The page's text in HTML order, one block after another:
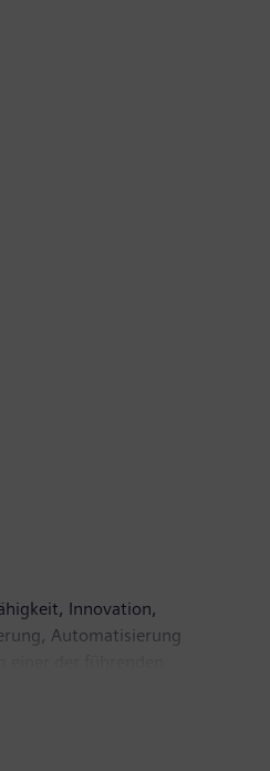
Innovation,
Automatisierung
Softwarelösungen